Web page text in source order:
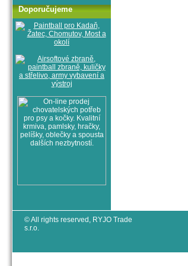
Doporučujeme
© All rights reserved, RYJO Trade
s.r.o.